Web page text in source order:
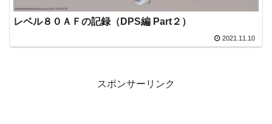
レベル８０ＡＦの記録（DPS編 Part２）
2021.11.10
スポンサーリンク